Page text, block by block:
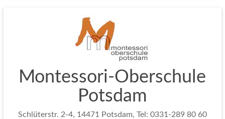
Montessori-Oberschule
Potsdam
Schlüterstr. 2-4, 14471 Potsdam, Tel: 0331-289 80 60